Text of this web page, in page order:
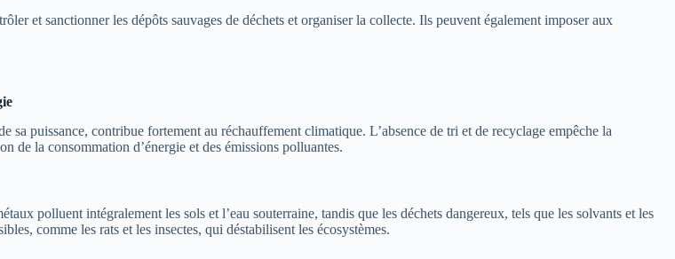
et sanctionner les dépôts sauvages de déchets et organiser la collecte. Ils peuvent également imposer aux
sa puissance, contribue fortement au réchauffement climatique. L’absence de tri et de recyclage empêche la
de la consommation d’énergie et des émissions polluantes.
polluent intégralement les sols et l’eau souterraine, tandis que les déchets dangereux, tels que les solvants et les
comme les rats et les insectes, qui déstabilisent les écosystèmes.